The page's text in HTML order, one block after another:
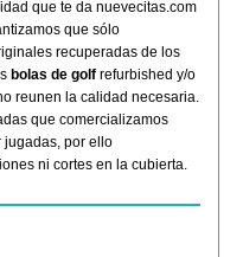
que te da nuevecitas.com
que sólo
recuperadas de los
bolas de golf refurbished y/o
reunen la calidad necesaria.
que comercializamos
jugadas, por ello
ni cortes en la cubierta.